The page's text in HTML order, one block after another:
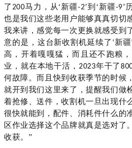
了200马力， 从‘新疆-2’到‘新疆-9’
也是我们这些老用户能够真真切切
我来讲，感觉每一次更换就感受到
意的是，这台新收割机延续了 ‘新疆’
高，开着嘎嘎猛，而且还不跑粮，
业，就在本地干活， 2023年干了
何故障。而且快到收获季节的时候
就开到我们这里来了，提醒我们做
着抢修、送件，收割机一旦 出现什
很快就能到
，配件、消耗件什么的
区作业选择这个品牌就真是选对了
收获。 ”